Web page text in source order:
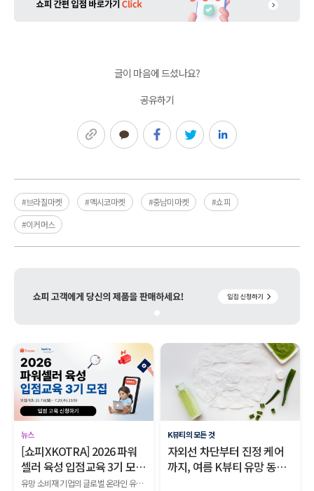
글이 마음에 드셨나요?
공유하기
링크복사카카오톡페이스북트위터링크드인
#브라질마켓 #멕시코마켓 #중남미마켓
#쇼피
#이커머스
뉴스
[쇼피XKOTRA] 2026 파워
셀러 육성 입점교육 3기 모
집!
유망 소비재 기업의 글로벌 온라인 유통망 입점부터 생존, 파워셀러로 성장하는 전 과정을 지원하는 『2026 KOTRA-쇼피 파워셀러 육성사업 1단계 입점교육 2기』를 모집합니다.
K뷰티의 모든 것
자외선 차단부터 진정 케어
까지, 여름 K뷰티 유망 동남